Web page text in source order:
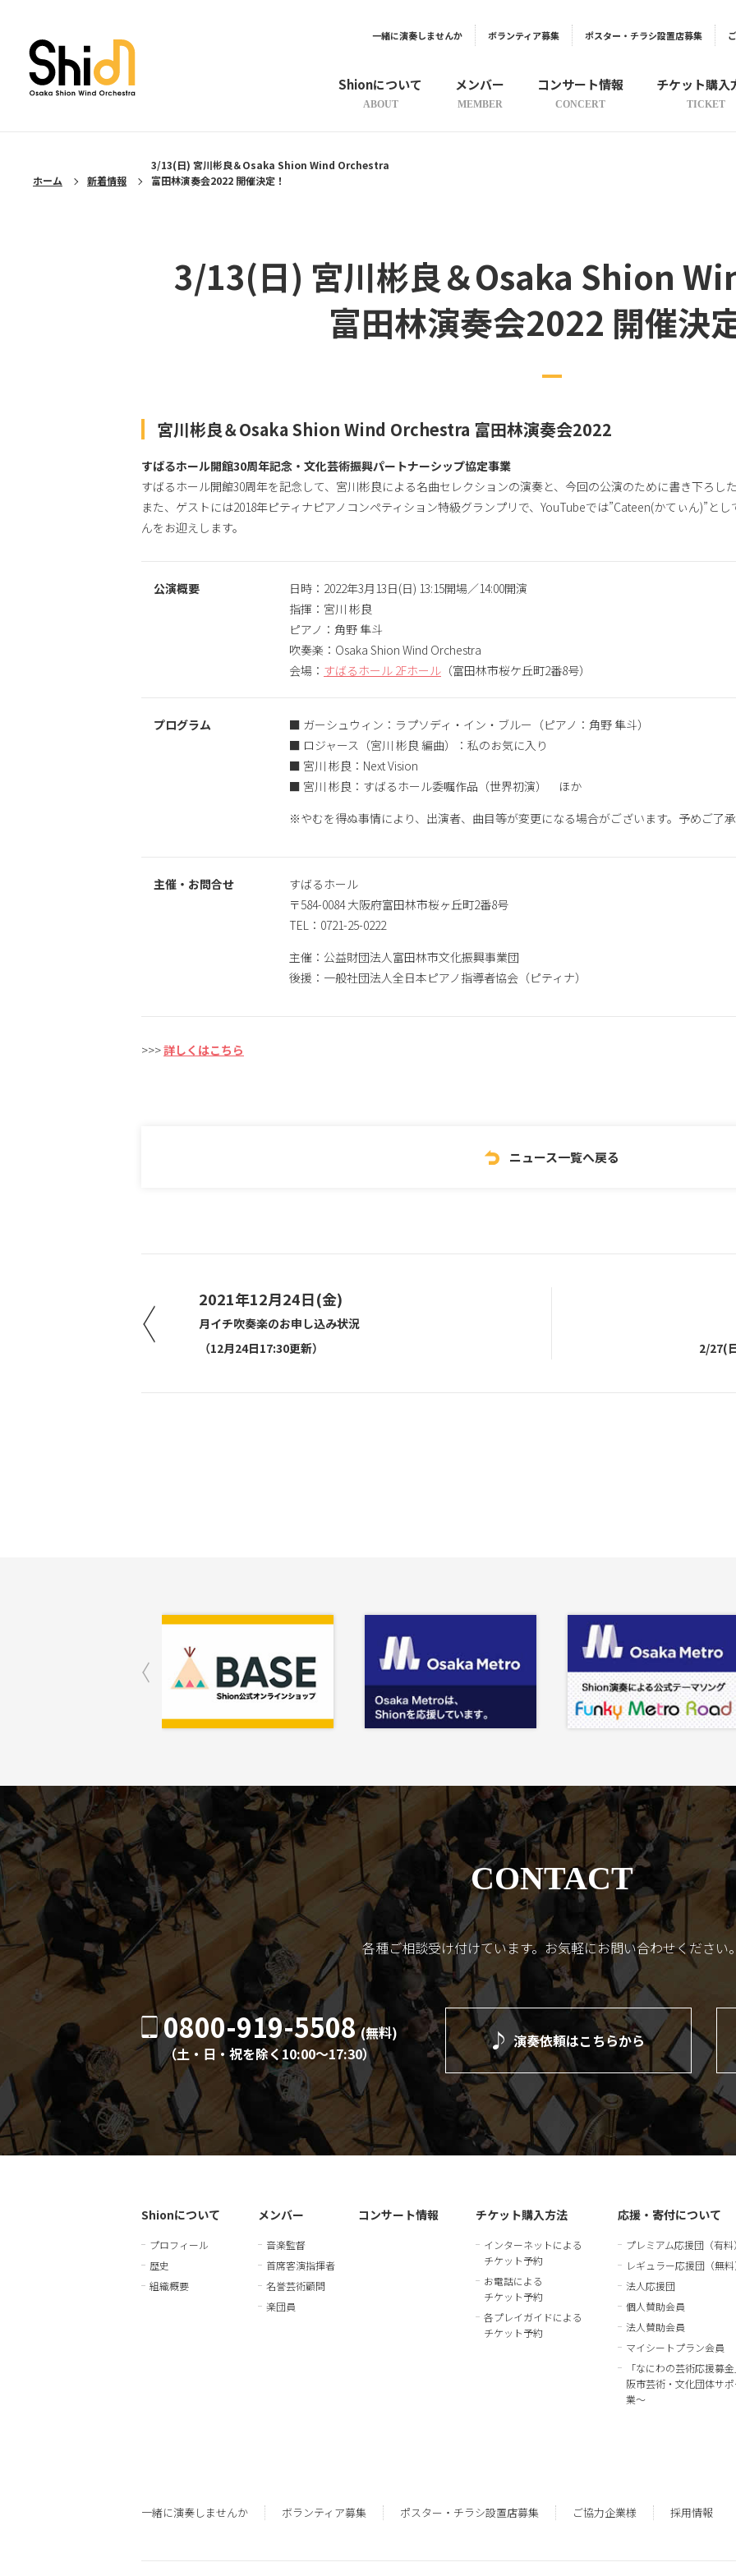
Shionについて
ABOUT
メンバー
MEMBER
コンサート情報
CONCERT
チケット購入
TICKET
一緒に演奏しませんか ボランティア募集 ポスター・チラシ設置店募集
ホーム 新着情報
3/13(日) 宮川彬良＆Osaka Shion Wind Orchestra
富田林演奏会2022 開催決定！
3/13(日) 宮川彬良＆Osaka Shion
富田林演奏会2022 開催決
宮川彬良＆Osaka Shion Wind Orchestra 富田林演奏会2022
すばるホール開館30周年記念・文化芸術振興パートナーシップ協定事業
すばるホール開館30周年を記念して、宮川彬良による名曲セレクションの演奏と、今回の公演のために書き下ろし
また、ゲストには2018年ピティナピアノコンペティション特級グランプリで、YouTubeでは”Cateen(かてぃん)”と
んをお迎えします。
公演概要
日時：2022年3月13日(日) 13:15開場／14:00開演
指揮：宮川 彬良
ピアノ：角野 隼斗
吹奏楽：Osaka Shion Wind Orchestra
会場： すばるホール 2Fホール （富田林市桜ケ丘町2番8号）
プログラム
■ ガーシュウィン：ラプソディ・イン・ブルー（ピアノ：角野 隼斗）
■ ロジャース（宮川 彬良 編曲）：私のお気に入り
■ 宮川 彬良：Next Vision
■ 宮川 彬良：すばるホール委嘱作品（世界初演） ほか
※やむを得ぬ事情により、出演者、曲目等が変更になる場合がございます。予めご了承
主催・お問合せ
すばるホール
〒584-0084 大阪府富田林市桜ヶ丘町2番8号
TEL：0721-25-0222
主催：公益財団法人富田林市文化振興事業団
後援：一般社団法人全日本ピアノ指導者協会（ピティナ）
>>>詳しくはこちら
ニュース一覧へ戻る
2021年12月24日(金)
月イチ吹奏楽のお申し込み状況
（12月24日17:30更新）
2/27(
CONTACT
各種ご相談受け付けています。 お気軽にお問い合わせください。
0800-919-5508 (無料)
（土・日・祝を除く10:00〜17:30）
演奏依頼はこちらから
Shionについて
プロフィール
歴史
組織概要
メンバー
音楽監督
首席客演指揮者
名誉芸術顧問
楽団員
コンサート情報 チケット購入方法
インターネットによる
チケット予約
お電話による
チケット予約
各プレイガイドによる
チケット予約
応援・寄付について
プレミアム応援団（有料）
レギュラー応援団（無料
法人応援団
個人賛助会員
法人賛助会員
マイシートプラン会員
「なにわの芸術応援募
阪市芸術・文化団体サ
業～
一緒に演奏しませんか ボランティア募集 ポスター・チラシ設置店募集 ご協力企業様 採用情報